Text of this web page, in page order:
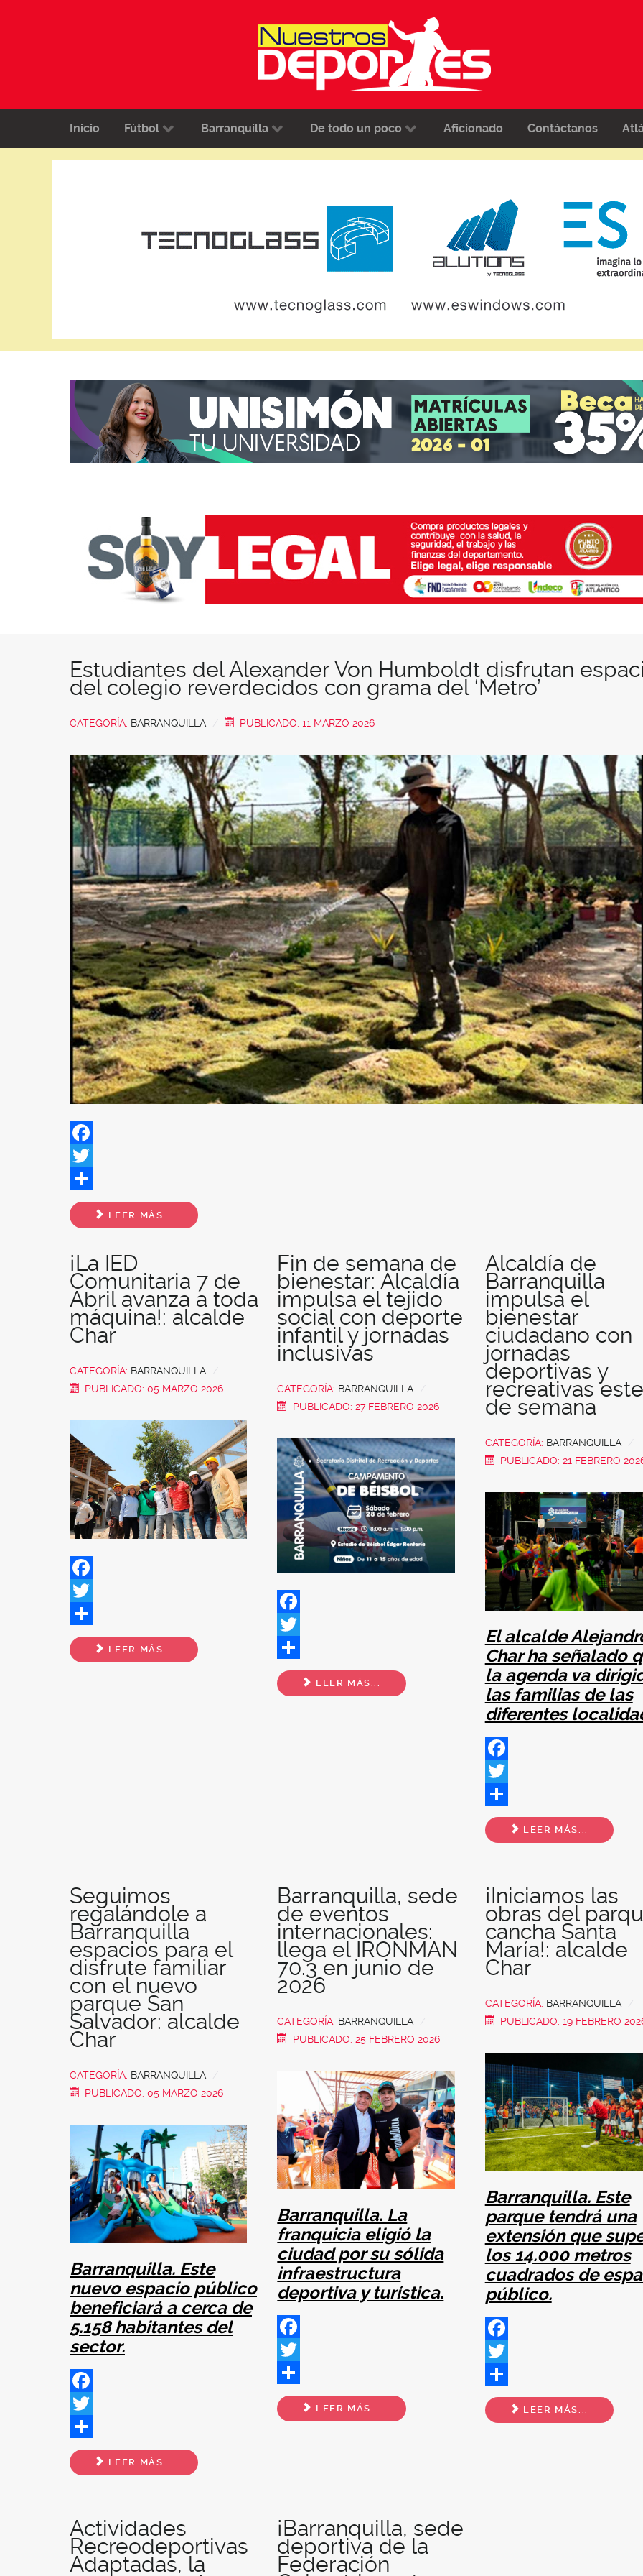
Inicio Fútbol Barranquilla De todo un poco Aficionado Contáctanos
Estudiantes del Alexander Von Humboldt disfrutan
del colegio reverdecidos con grama del ‘Metro’
CATEGORÍA: BARRANQUILLA PUBLICADO: 11 MARZO 2026
Facebook
Twitter
Share
LEER MÁS...
¡La IED
Comunitaria 7 de
Abril avanza a toda
máquina!: alcalde
Char
CATEGORÍA: BARRANQUILLA
PUBLICADO: 05 MARZO 2026
Facebook
Twitter
Share
LEER MÁS...
Fin de semana de
bienestar: Alcaldía
impulsa el tejido
social con deporte
infantil y jornadas
inclusivas
CATEGORÍA: BARRANQUILLA
PUBLICADO: 27 FEBRERO 2026
Facebook
Twitter
Share
LEER MÁS...
Alcaldía de
Barranquilla
impulsa el
bienestar
ciudadano con
jornadas
deportivas y
recreativas
de semana
CATEGORÍA: BARRANQUILLA
PUBLICADO: 21 FEBRERO
El alcalde
Char ha señalado
la agenda va
las familias de las
diferentes
Facebook
Twitter
Share
LEER MÁS...
Seguimos
regalándole a
Barranquilla
espacios para el
disfrute familiar
con el nuevo
parque San
Salvador: alcalde
Char
CATEGORÍA: BARRANQUILLA
PUBLICADO: 05 MARZO 2026
Barranquilla. Este
nuevo espacio público
beneficiará a cerca de
5.158 habitantes del
sector.
Facebook
Twitter
Share
LEER MÁS...
Barranquilla, sede
de eventos
internacionales:
llega el IRONMAN
70.3 en junio de
2026
CATEGORÍA: BARRANQUILLA
PUBLICADO: 25 FEBRERO 2026
Barranquilla. La
franquicia eligió la
ciudad por su sólida
infraestructura
deportiva y turística.
Facebook
Twitter
Share
LEER MÁS...
¡Iniciamos las
obras del
cancha Santa
María!: alcalde
Char
CATEGORÍA: BARRANQUILLA
PUBLICADO: 19 FEBRERO
Barranquilla. Este
parque tendrá una
extensión que
los 14.000 metros
cuadrados de
público.
Facebook
Twitter
Share
LEER MÁS...
Actividades
Recreodeportivas
Adaptadas, la
¡Barranquilla, sede
deportiva de la
Federación